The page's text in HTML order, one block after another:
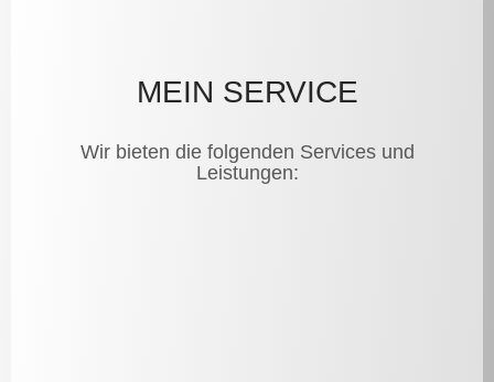
MEIN SERVICE
Wir bieten die folgenden Services und
Leistungen: